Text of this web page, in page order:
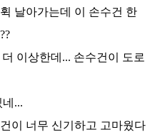
날아가는데 이 손수건 한
이상한데... 손수건이 도로
...
이 너무 신기하고 고마웠다